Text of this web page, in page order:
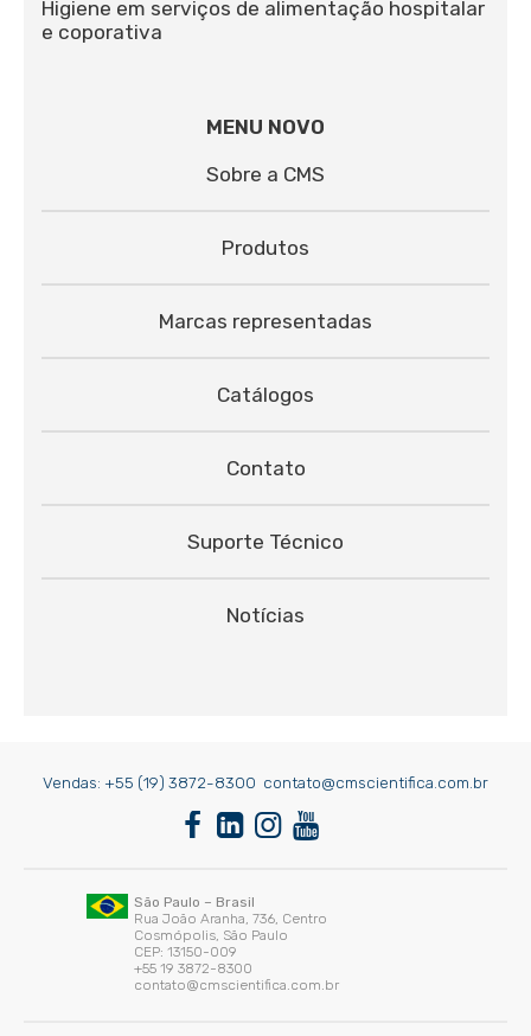
Higiene em serviços de alimentação hospitalar
e coporativa
MENU NOVO
Sobre a CMS
Produtos
Marcas representadas
Catálogos
Contato
Suporte Técnico
Notícias
Vendas: +55 (19) 3872-8300 contato@cmscientifica.com.br
São Paulo – Brasil
Rua João Aranha, 736, Centro
Cosmópolis, São Paulo
CEP: 13150-009
+55 19 3872-8300
contato@cmscientifica.com.br